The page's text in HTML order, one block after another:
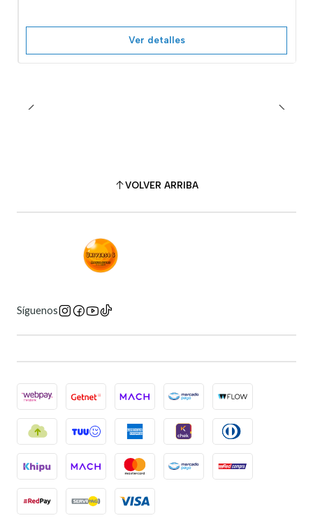
Ver detalles
VOLVER ARRIBA
Síguenos